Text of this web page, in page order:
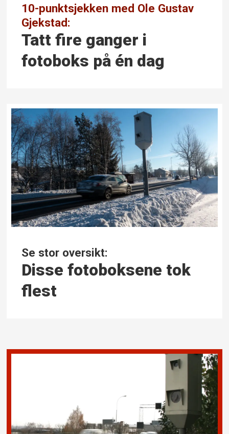
10-punktsjekken med Ole Gustav
Gjekstad:
Tatt fire ganger i
fotoboks på én dag
Se stor oversikt:
Disse foto­boksene tok
flest